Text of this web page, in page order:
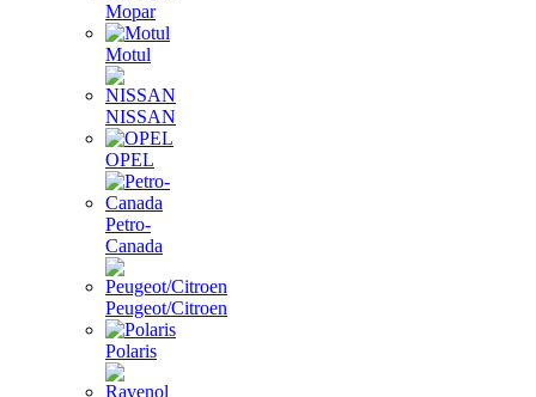
Mopar
Motul
NISSAN
OPEL
Petro-
Canada
Peugeot/Citroen
Polaris